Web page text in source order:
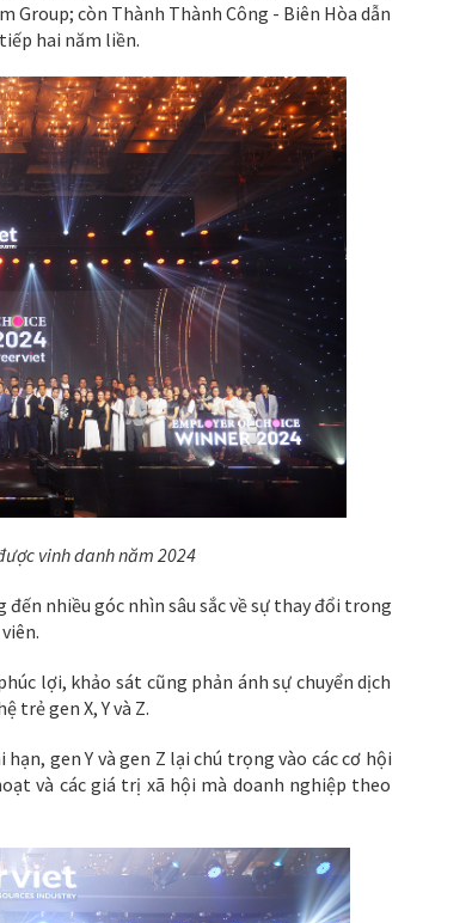
Group; còn Thành Thành Công - Biên Hòa dẫn
hai năm liền.
vinh danh năm 2024
đến nhiều góc nhìn sâu sắc về sự thay đổi trong
lợi, khảo sát cũng phản ánh sự chuyển dịch
trẻ gen X, Y và Z.
gen Y và gen Z lại chú trọng vào các cơ hội
và các giá trị xã hội mà doanh nghiệp theo